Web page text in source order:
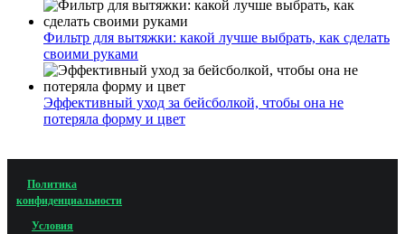
Фильтр для вытяжки: какой лучше выбрать, как сделать
своими руками
Эффективный уход за бейсболкой, чтобы она не
потеряла форму и цвет
Политика
конфиденциальности
Условия